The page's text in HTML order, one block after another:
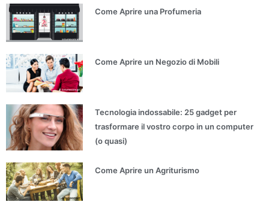
Come Aprire una Profumeria
Come Aprire un Negozio di Mobili
Tecnologia indossabile: 25 gadget per
trasformare il vostro corpo in un computer
(o quasi)
Come Aprire un Agriturismo